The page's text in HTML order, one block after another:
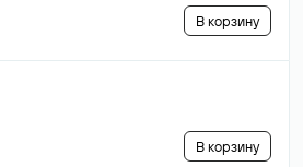
В корзину
В корзину